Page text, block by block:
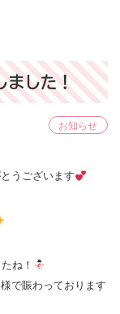
ました！
お知らせ
うございます
ね！
で賑わっております